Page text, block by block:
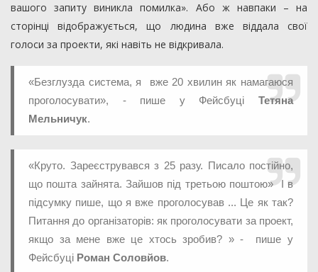
вашого запиту виникла помилка». Або ж навпаки – на
сторінці відображується, що людина вже віддала свої
голоси за проекти, які навіть не відкривала.
«Безглузда система, я вже 20 хвилин як намагаюся
проголосувати», - пише у Фейсбуці Тетяна
Мельничук.
«Круто. Зареєструвався з 25 разу. Писало постійно,
що пошта зайнята. Зайшов під третьою поштою» І в
підсумку пише, що я вже проголосував ... Це як так?
Питання до організаторів: як проголосувати за проект,
якщо за мене вже це хтось зробив? » - пише у
Фейсбуці Роман Соловйов.